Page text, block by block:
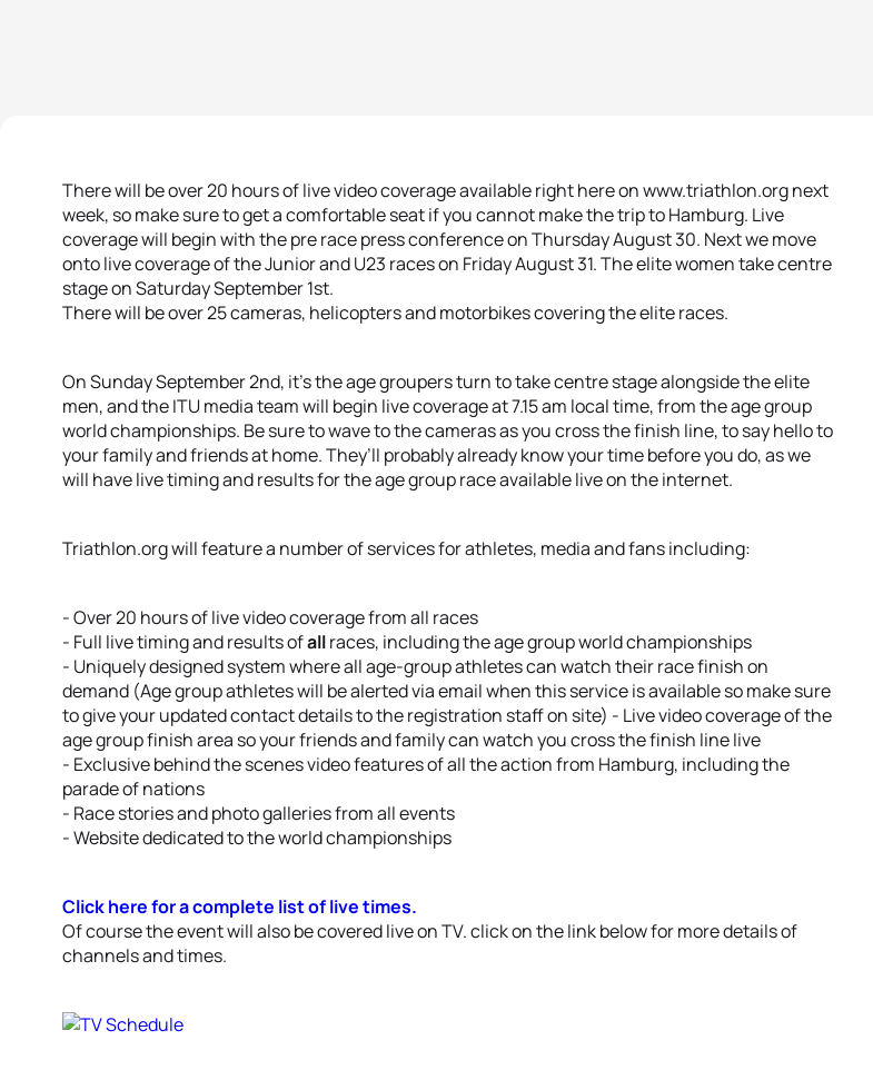
There will be over 20 hours of live video coverage available right here on www.triathlon.org next
week, so make sure to get a comfortable seat if you cannot make the trip to Hamburg. Live
coverage will begin with the pre race press conference on Thursday August 30. Next we move
onto live coverage of the Junior and U23 races on Friday August 31. The elite women take centre
stage on Saturday September 1st.
There will be over 25 cameras, helicopters and motorbikes covering the elite races.
On Sunday September 2nd, it’s the age groupers turn to take centre stage alongside the elite
men, and the ITU media team will begin live coverage at 7.15 am local time, from the age group
world championships. Be sure to wave to the cameras as you cross the finish line, to say hello to
your family and friends at home. They’ll probably already know your time before you do, as we
will have live timing and results for the age group race available live on the internet.
Triathlon.org will feature a number of services for athletes, media and fans including:
- Over 20 hours of live video coverage from all races
- Full live timing and results ofallraces, including the age group world championships
- Uniquely designed system where all age-group athletes can watch their race finish on
demand (Age group athletes will be alerted via email when this service is available so make sure
to give your updated contact details to the registration staff on site) - Live video coverage of the
age group finish area so your friends and family can watch you cross the finish line live
- Exclusive behind the scenes video features of all the action from Hamburg, including the
parade of nations
- Race stories and photo galleries from all events
- Website dedicated to the world championships
Click here for a complete list of live times.
Of course the event will also be covered live on TV. click on the link below for more details of
channels and times.